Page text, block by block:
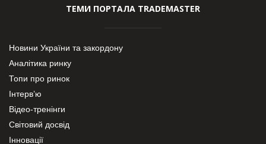
ТЕМИ ПОРТАЛА TRADEMASTER
Новини України та закордону
Аналітика ринку
Топи про ринок
Інтерв’ю
Відео-тренінги
Світовий досвід
Інновації